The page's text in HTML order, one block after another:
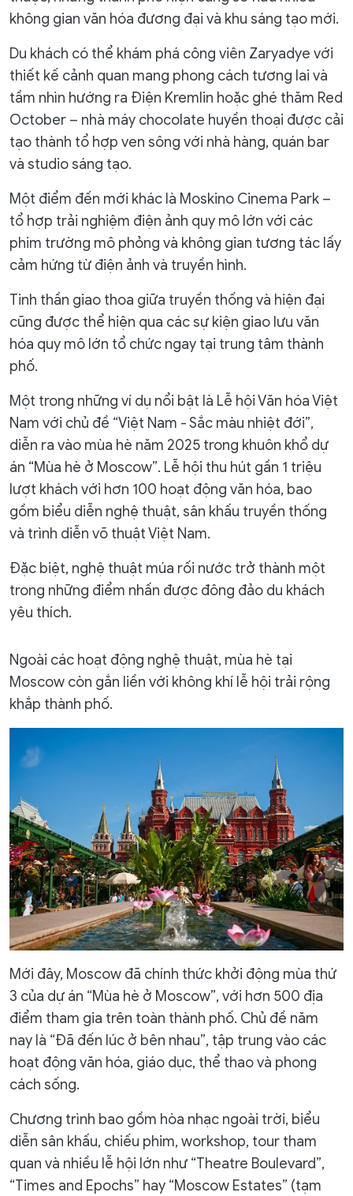
không gian văn hóa đương đại và khu sáng tạo mới.
Du khách có thể khám phá công viên Zaryadye với
thiết kế cảnh quan mang phong cách tương lai và
tầm nhìn hướng ra Điện Kremlin hoặc ghé thăm Red
October – nhà máy chocolate huyền thoại được cải
tạo thành tổ hợp ven sông với nhà hàng, quán bar
và studio sáng tạo.
Một điểm đến mới khác là Moskino Cinema Park –
tổ hợp trải nghiệm điện ảnh quy mô lớn với các
phim trường mô phỏng và không gian tương tác lấy
cảm hứng từ điện ảnh và truyền hình.
Tinh thần giao thoa giữa truyền thống và hiện đại
cũng được thể hiện qua các sự kiện giao lưu văn
hóa quy mô lớn tổ chức ngay tại trung tâm thành
phố.
Một trong những ví dụ nổi bật là Lễ hội Văn hóa Việt
Nam với chủ đề “Việt Nam - Sắc màu nhiệt đới”,
diễn ra vào mùa hè năm 2025 trong khuôn khổ dự
án “Mùa hè ở Moscow”. Lễ hội thu hút gần 1 triệu
lượt khách với hơn 100 hoạt động văn hóa, bao
gồm biểu diễn nghệ thuật, sân khấu truyền thống
và trình diễn võ thuật Việt Nam.
Đặc biệt, nghệ thuật múa rối nước trở thành một
trong những điểm nhấn được đông đảo du khách
yêu thích.
Ngoài các hoạt động nghệ thuật, mùa hè tại
Moscow còn gắn liền với không khí lễ hội trải rộng
khắp thành phố.
Mới đây, Moscow đã chính thức khởi động mùa thứ
3 của dự án “Mùa hè ở Moscow”, với hơn 500 địa
điểm tham gia trên toàn thành phố. Chủ đề năm
nay là “Đã đến lúc ở bên nhau”, tập trung vào các
hoạt động văn hóa, giáo dục, thể thao và phong
cách sống.
Chương trình bao gồm hòa nhạc ngoài trời, biểu
diễn sân khấu, chiếu phim, workshop, tour tham
quan và nhiều lễ hội lớn như “Theatre Boulevard”,
“Times and Epochs” hay “Moscow Estates” (tạm